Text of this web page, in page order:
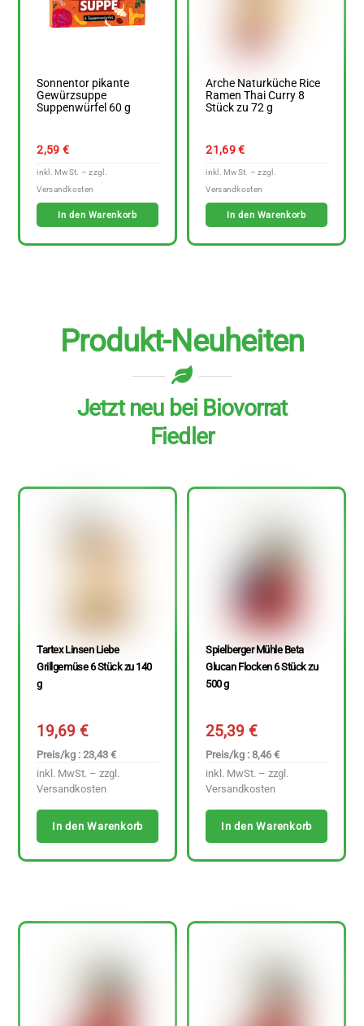
Sonnentor pikante
Gewürzsuppe
Suppenwürfel 60 g
2,59 €
In den Warenkorb
Arche Naturküche Rice
Ramen Thai Curry 8
Stück zu 72 g
21,69€
In den Warenkorb
Produkt-Neuheiten
Jetzt neu bei Biovorrat
Fiedler
Tartex Linsen Liebe
Grillgemüse 6 Stück zu 140
g
19,69€
Preis/kg : 23,43 €
inkl. MwSt. – zzgl.
Versandkosten
In den Warenkorb
Spielberger Mühle Beta
Glucan Flocken 6 Stück zu
500 g
25,39€
Preis/kg : 8,46 €
inkl. MwSt. – zzgl.
Versandkosten
In den Warenkorb